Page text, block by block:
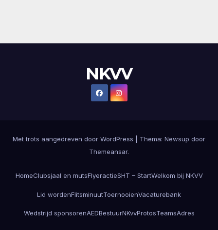
NKVV
Met trots aangedreven door WordPress Thema: Newsup door
Themeansar.
HomeClubsjaal en mutsFlyeractieSHT – StartWelkom bij NKVV
Lid wordenFlitsminuutToernooienVacaturebank
Wedstrijd sponsorenAEDBestuurNKvvProtosTeamsAdres